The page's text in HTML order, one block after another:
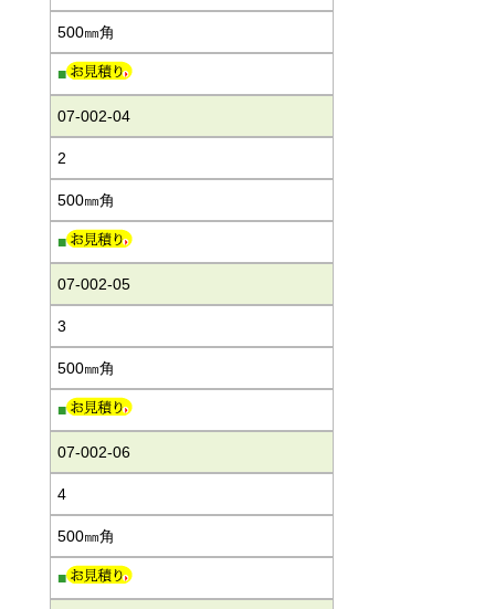
500㎜角
■
07-002-04
2
500㎜角
■
07-002-05
3
500㎜角
■
07-002-06
4
500㎜角
■